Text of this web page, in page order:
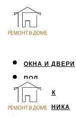
ОКНА И ДВЕРИ
ПОЛ
ПОТОЛОК
САНТЕХНИКА